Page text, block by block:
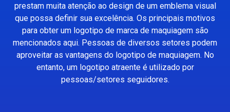
prestam muita atenção ao design de um emblema visual
que possa definir sua excelência. Os principais motivos
para obter um logotipo de marca de maquiagem são
mencionados aqui. Pessoas de diversos setores podem
aproveitar as vantagens do logotipo de maquiagem. No
entanto, um logotipo atraente é utilizado por
pessoas/setores seguidores.